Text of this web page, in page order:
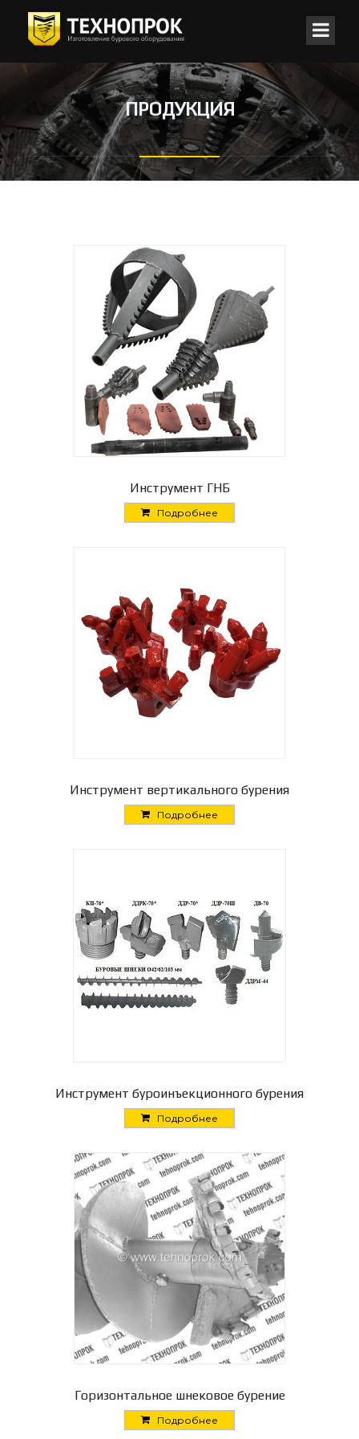
ПРОДУКЦИЯ
Инструмент ГНБ
Подробнее
Инструмент вертикального бурения
Подробнее
Инструмент буроинъекционного бурения
Подробнее
Горизонтальное шнековое бурение
Подробнее